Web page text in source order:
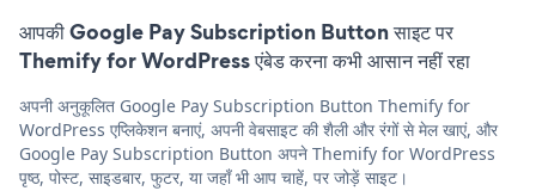
आपकी Google Pay Subscription Button साइट पर
Themify for WordPress एंबेड करना कभी आसान नहीं रहा
अपनी अनुकूलित Google Pay Subscription Button Themify for
WordPress एप्लिकेशन बनाएं, अपनी वेबसाइट की शैली और रंगों से मेल खाएं, और
Google Pay Subscription Button अपने Themify for WordPress
पृष्ठ, पोस्ट, साइडबार, फुटर, या जहाँ भी आप चाहें, पर जोड़ें साइट।